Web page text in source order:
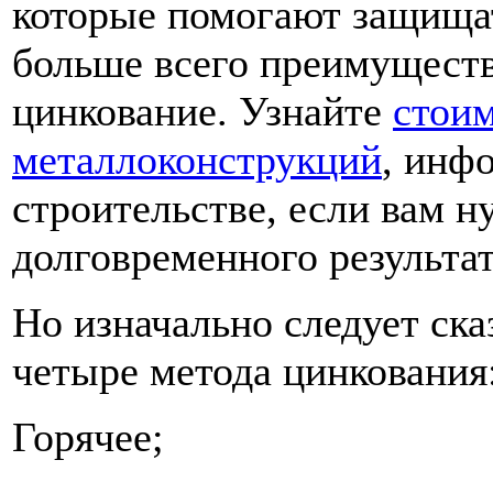
которые помогают
больше всего
цинкование. Узнайте
металлоконструкций,
строительстве, если вам
долговременного
Но изначально следует
четыре метода
Горячее;